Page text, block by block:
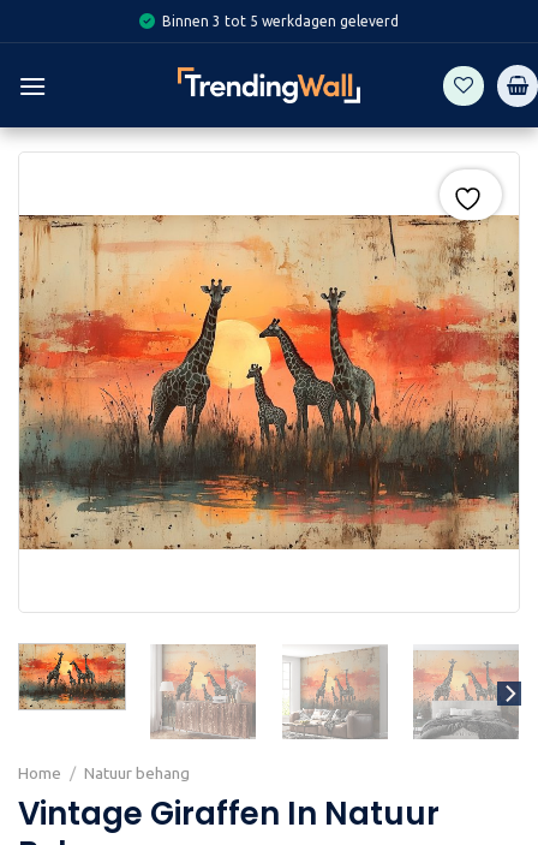
to
content
Binnen 3 tot 5 werkdagen geleverd
Home / Natuur behang
Vintage Giraffen In Natuur